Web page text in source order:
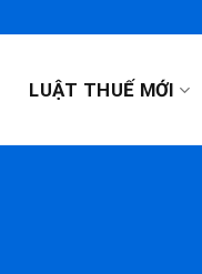
LUẬT THUẾ MỚI